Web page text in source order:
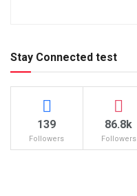
Stay Connected test
139
Followers
86.8k
Followers